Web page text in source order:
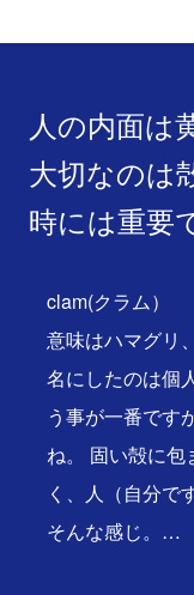
人の内面は
大切なのは
時には重要
clam(クラム）
意味はハマグリ
名にしたのは個
う事が一番です
ね。 固い殻に包
く、人（自分で
そんな感じ。…